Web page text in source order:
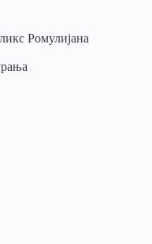
Ромулијана